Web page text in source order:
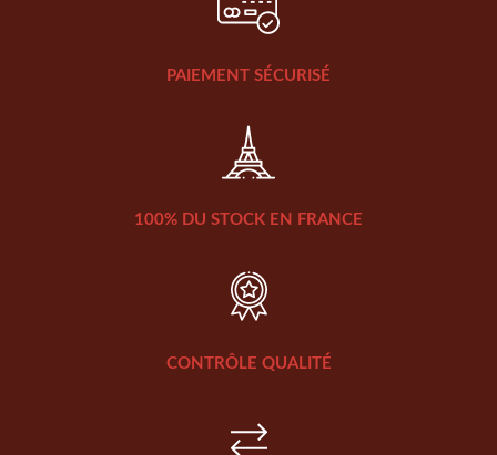
PAIEMENT SÉCURISÉ
100% DU STOCK EN FRANCE
CONTRÔLE QUALITÉ